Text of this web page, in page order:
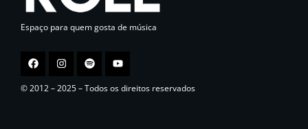
Espaço para quem gosta de música
© 2012 – 2025 – Todos os direitos reservados